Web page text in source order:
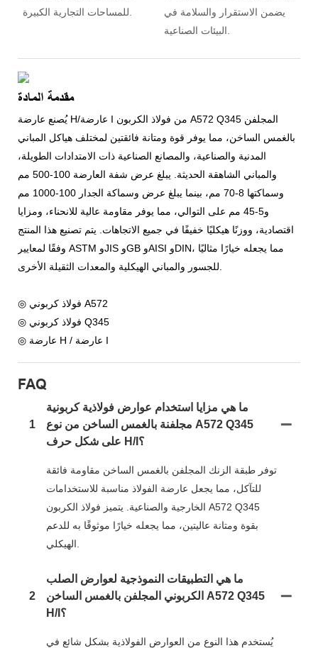
يضمن الاستقرار والسلامة في
مقدمة المادة
يُصنع عارضة H/عارضة I من فولاذ الكربون A572 Q345 المجلفن
بالغمس الساخن، مما يوفر قوة ومتانة فائقتين لمختلف هياكل المباني
المدنية والصناعية، والمصانع الصناعية ذات الامتدادات الطويلة،
والمباني الشاهقة الحديثة. يبلغ عرض شفة العارضة 100-500 مم
وسماكتها 8-70 مم، بينما يبلغ عرض وسماكة الجدار 100-1000 مم
و5-45 مم على التوالي، مما يوفر مقاومة عالية للانحناء، ومزايا
اقتصادية، ووزنًا هيكليًا خفيفًا في جميع الاتجاهات. يتم تصنيع هذا المنتج
وفقًا لمعايير ASTM وJIS وGB وAISI وDIN، مما يجعله خيارًا مثاليًا
◎ فولاذ كربوني A572
◎ فولاذ كربوني Q345
◎ عارضة H / عارضة I
FAQ
1
ما هي مزايا استخدام عوارض فولاذية كربونية
مجلفنة بالغمس الساخن من نوع A572 Q345
على شكل حرف H/i؟
توفر طبقة الزنك المجلفن بالغمس الساخن مقاومة فائقة
للتآكل، مما يجعل عارضة الفولاذ مناسبة للاستخدامات
الخارجية والصناعية. يتميز فولاذ الكربون A572 Q345
بقوة ومتانة عاليتين، مما يجعله خيارًا موثوقًا به للدعم
2
ما هي التطبيقات النموذجية لعوارض الصلب
الكربوني المجلفن بالغمس الساخن A572 Q345
H/i؟
يُستخدم هذا النوع من العوارض الفولاذية بشكل شائع في